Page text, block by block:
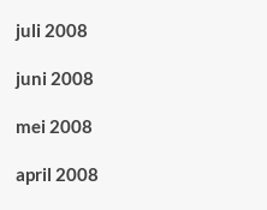
juli 2008
juni 2008
mei 2008
april 2008